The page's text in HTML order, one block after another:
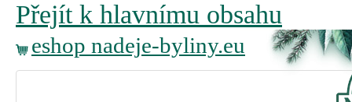
Přejít k hlavnímu obsahu
eshop nadeje-byliny.eu